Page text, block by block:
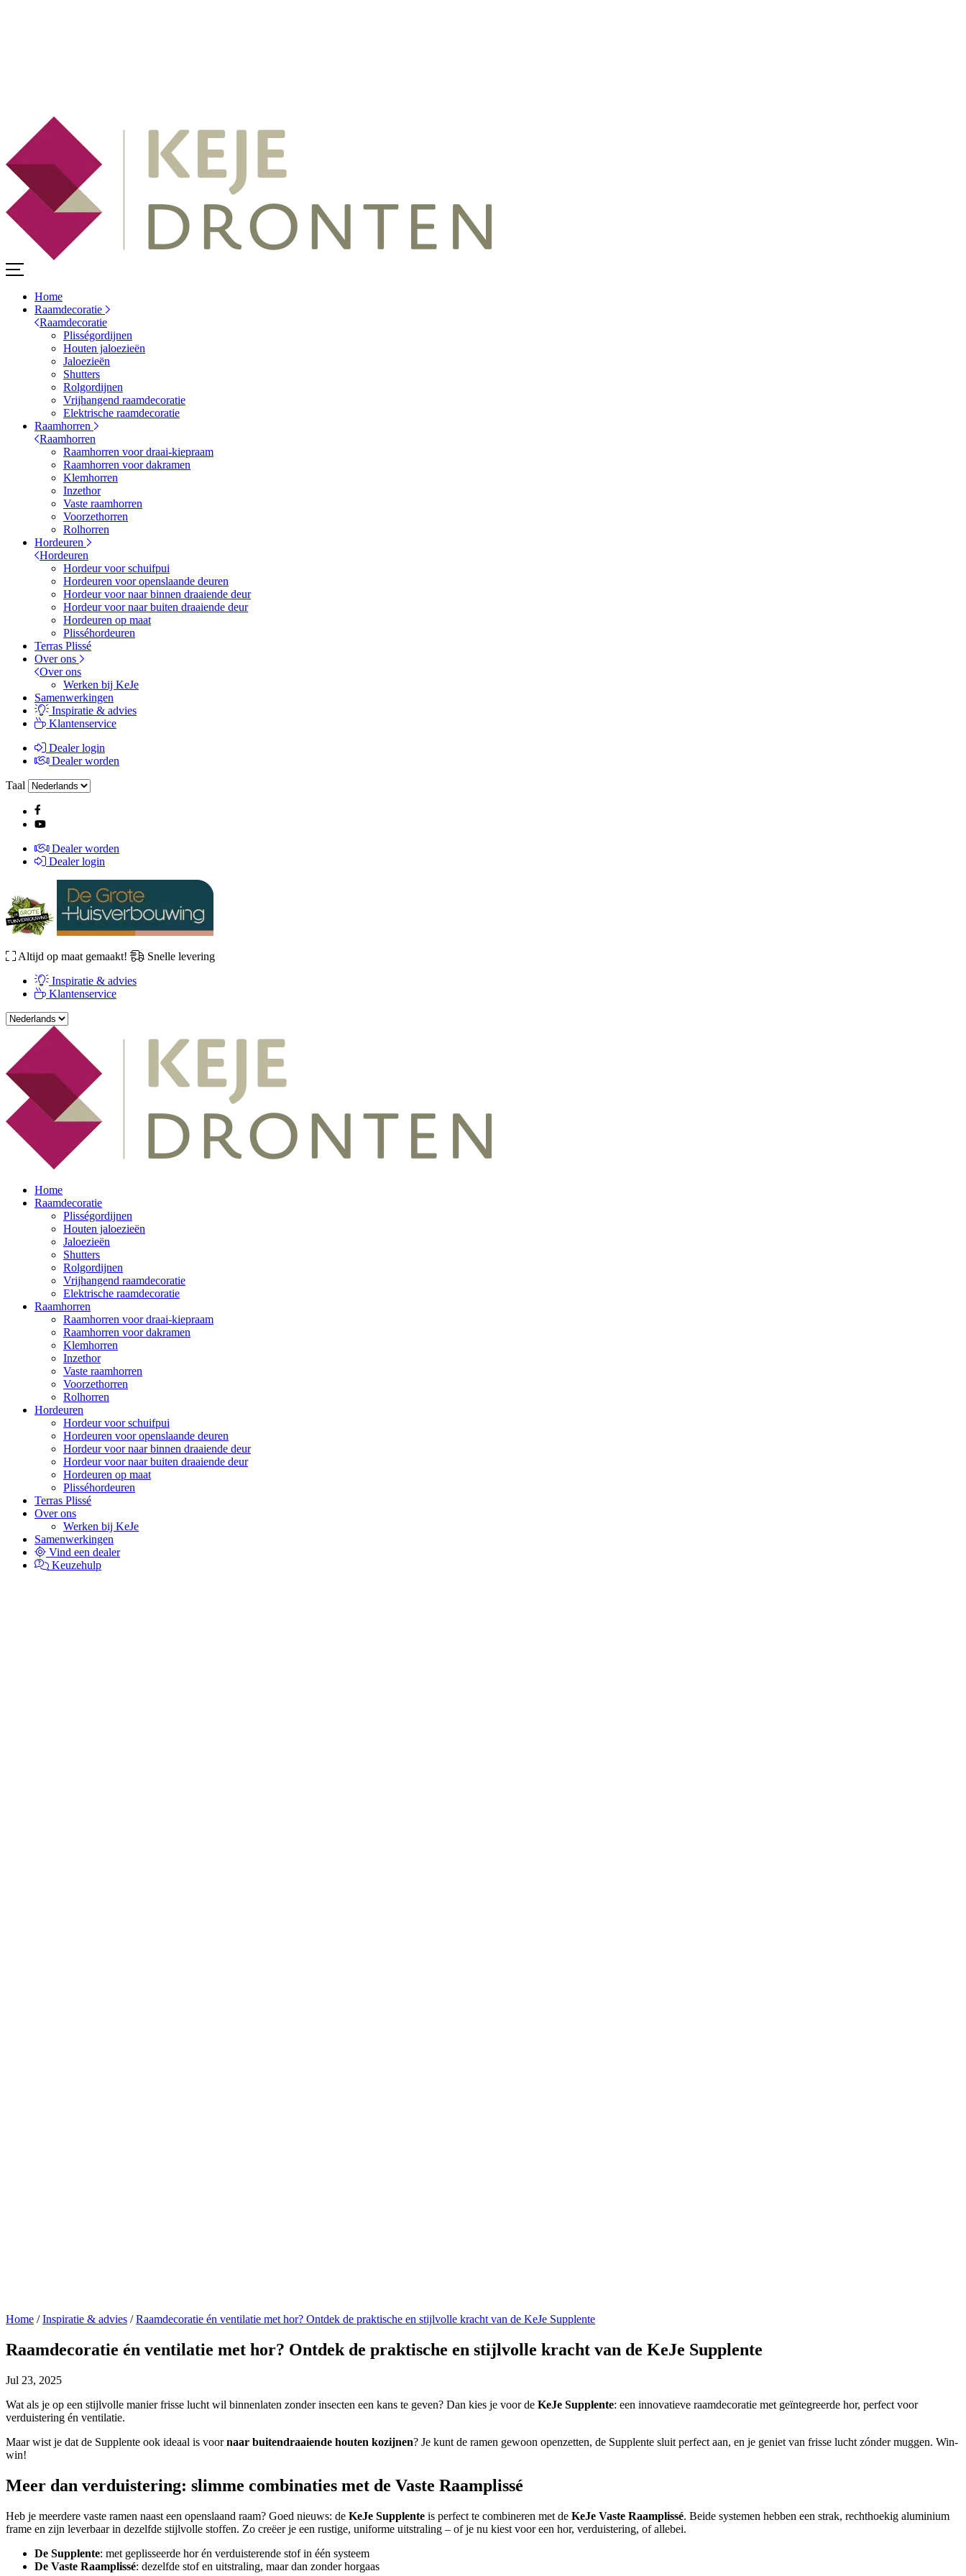
Home
Raamdecoratie
Raamdecoratie
Plisségordijnen
Houten jaloezieën
Jaloezieën
Shutters
Rolgordijnen
Vrijhangend raamdecoratie
Elektrische raamdecoratie
Raamhorren
Raamhorren
Raamhorren voor draai-kiepraam
Raamhorren voor dakramen
Klemhorren
Inzethor
Vaste raamhorren
Voorzethorren
Rolhorren
Hordeuren
Hordeuren
Hordeur voor schuifpui
Hordeuren voor openslaande deuren
Hordeur voor naar binnen draaiende deur
Hordeur voor naar buiten draaiende deur
Hordeuren op maat
Plisséhordeuren
Terras Plissé
Over ons
Over ons
Werken bij KeJe
Samenwerkingen
Inspiratie & advies
Klantenservice
Dealer login
Dealer worden
Taal
Dealer worden
Dealer login
Altijd op maat gemaakt!
Snelle levering
Inspiratie & advies
Klantenservice
Home
Raamdecoratie
Plisségordijnen
Houten jaloezieën
Jaloezieën
Shutters
Rolgordijnen
Vrijhangend raamdecoratie
Elektrische raamdecoratie
Raamhorren
Raamhorren voor draai-kiepraam
Raamhorren voor dakramen
Klemhorren
Inzethor
Vaste raamhorren
Voorzethorren
Rolhorren
Hordeuren
Hordeur voor schuifpui
Hordeuren voor openslaande deuren
Hordeur voor naar binnen draaiende deur
Hordeur voor naar buiten draaiende deur
Hordeuren op maat
Plisséhordeuren
Terras Plissé
Over ons
Werken bij KeJe
Samenwerkingen
Vind een dealer
Keuzehulp
Home / Inspiratie & advies / Raamdecoratie én ventilatie met hor? Ontdek de praktische en stijlvolle kracht van de KeJe Supplente
Raamdecoratie én ventilatie met hor? Ontdek de praktische en stijlvolle kracht van de KeJe Supplente
Jul 23, 2025
Wat als je op een stijlvolle manier frisse lucht wil binnenlaten zonder insecten een kans te geven? Dan kies je voor de KeJe Supplente: een innovatieve raamdecoratie met geïntegreerde hor, perfect voor
verduistering én ventilatie.
Maar wist je dat de Supplente ook ideaal is voornaar buitendraaiende houten kozijnen? Je kunt de ramen gewoon openzetten, de Supplente sluit perfect aan, en je geniet van frisse lucht zónder muggen. Win-
win!
Meer dan verduistering: slimme combinaties met de Vaste Raamplissé
Heb je meerdere vaste ramen naast een openslaand raam? Goed nieuws: de KeJe Supplente is perfect te combineren met de KeJe Vaste Raamplissé. Beide systemen hebben een strak, rechthoekig aluminium
frame en zijn leverbaar in dezelfde stijlvolle stoffen. Zo creëer je een rustige, uniforme uitstraling – of je nu kiest voor een hor, verduistering, of allebei.
De Supplente: met geplisseerde hor én verduisterende stof in één systeem
De Vaste Raamplissé: dezelfde stof en uitstraling, maar dan zonder horgaas